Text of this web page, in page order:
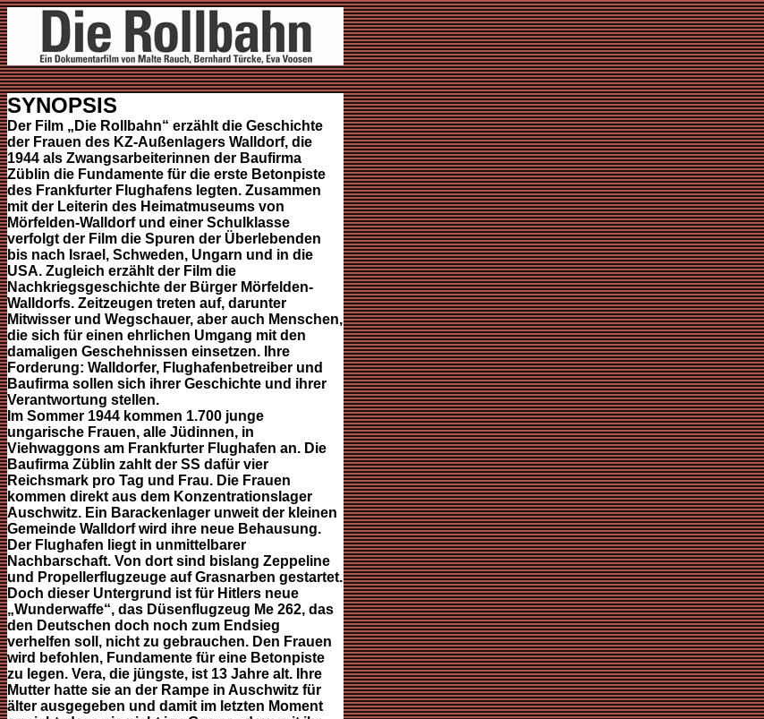
SYNOPSIS
Der Film „Die Rollbahn“ erzählt die Geschichte
der Frauen des KZ-Außenlagers Walldorf, die
1944 als Zwangsarbeiterinnen der Baufirma
Züblin die Fundamente für die erste Betonpiste
des Frankfurter Flughafens legten. Zusammen
mit der Leiterin des Heimatmuseums von
Mörfelden-Walldorf und einer Schulklasse
verfolgt der Film die Spuren der Überlebenden
bis nach Israel, Schweden, Ungarn und in die
USA. Zugleich erzählt der Film die
Nachkriegsgeschichte der Bürger Mörfelden-
Walldorfs. Zeitzeugen treten auf, darunter
Mitwisser und Wegschauer, aber auch Menschen,
die sich für einen ehrlichen Umgang mit den
damaligen Geschehnissen einsetzen. Ihre
Forderung: Walldorfer, Flughafenbetreiber und
Baufirma sollen sich ihrer Geschichte und ihrer
Verantwortung stellen.
Im Sommer 1944 kommen 1.700 junge
ungarische Frauen, alle Jüdinnen, in
Viehwaggons am Frankfurter Flughafen an. Die
Baufirma Züblin zahlt der SS dafür vier
Reichsmark pro Tag und Frau. Die Frauen
kommen direkt aus dem Konzentrationslager
Auschwitz. Ein Barackenlager unweit der kleinen
Gemeinde Walldorf wird ihre neue Behausung.
Der Flughafen liegt in unmittelbarer
Nachbarschaft. Von dort sind bislang Zeppeline
und Propellerflugzeuge auf Grasnarben gestartet.
Doch dieser Untergrund ist für Hitlers neue
„Wunderwaffe“, das Düsenflugzeug Me 262, das
den Deutschen doch noch zum Endsieg
verhelfen soll, nicht zu gebrauchen. Den Frauen
wird befohlen, Fundamente für eine Betonpiste
zu legen. Vera, die jüngste, ist 13 Jahre alt. Ihre
Mutter hatte sie an der Rampe in Auschwitz für
älter ausgegeben und damit im letzten Moment